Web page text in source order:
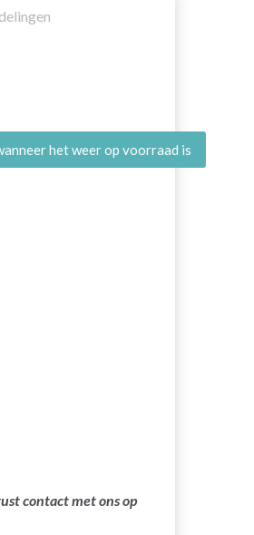
het weer op voorraad is
contact met ons op